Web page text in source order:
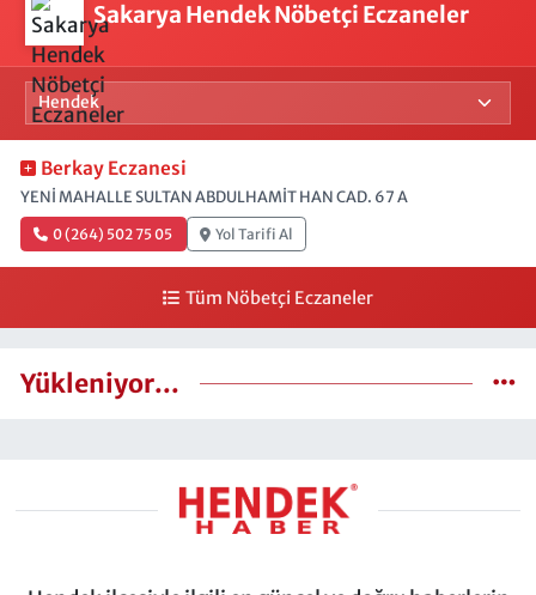
Sakarya Hendek Nöbetçi Eczaneler
Berkay Eczanesi
YENİ MAHALLE SULTAN ABDULHAMİT HAN CAD. 67 A
0 (264) 502 75 05 Yol Tarifi Al
Tüm Nöbetçi Eczaneler
Yükleniyor...